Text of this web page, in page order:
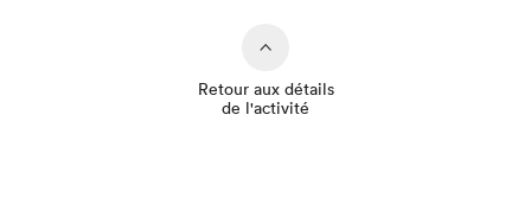
Retour aux détails
de l'activité